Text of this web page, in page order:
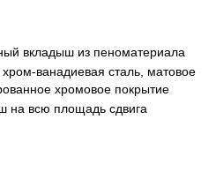
вкладыш из пеноматериала
ванадиевая сталь, матовое
хромовое покрытие
на всю площадь сдвига